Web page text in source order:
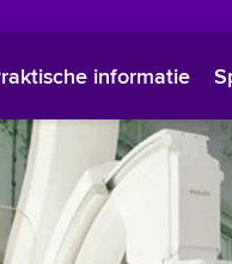
informatie